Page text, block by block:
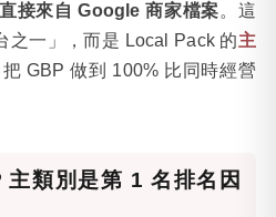
接來自 Google 商家檔案。這
之一」，而是 Local Pack 的主
GBP 做到 100% 比同時經營
類別是第 1 名排名因